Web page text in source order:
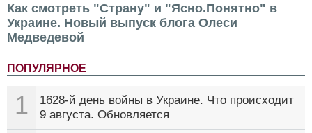
Как смотреть "Страну" и "Ясно.Понятно" в
Украине. Новый выпуск блога Олеси
Медведевой
ПОПУЛЯРНОЕ
1
1628-й день войны в Украине. Что происходит
9 августа. Обновляется